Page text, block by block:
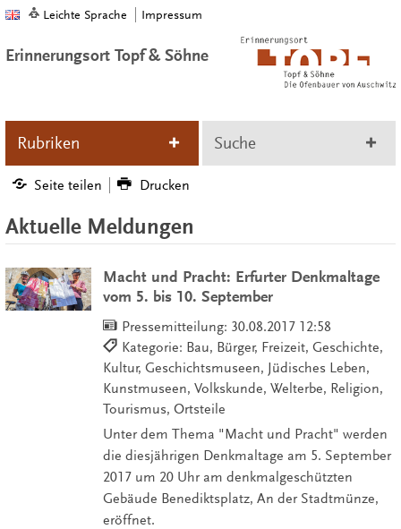
Leichte Sprache Impressum
Erinnerungsort Topf & Söhne
Rubriken Suche
Seite teilen Drucken
Aktuelle Meldungen
Macht und Pracht: Erfurter Denkmaltage
vom 5. bis 10. September
Pressemitteilung: 30.08.2017 12:58
Kategorie: Bau, Bürger, Freizeit, Geschichte,
Kultur, Geschichtsmuseen, Jüdisches Leben,
Kunstmuseen, Volkskunde, Welterbe, Religion,
Tourismus, Ortsteile
Unter dem Thema "Macht und Pracht" werden
die diesjährigen Denkmaltage am 5. September
2017 um 20 Uhr am denkmalgeschützten
Gebäude Benediktsplatz, An der Stadtmünze,
eröffnet.